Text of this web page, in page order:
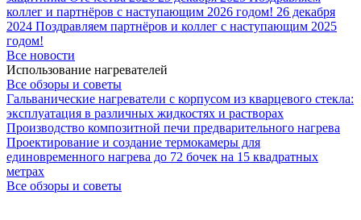
коллег и партнёров с наступающим 2026 годом! 26 декабря
2024 Поздравляем партнёров и коллег с наступающим 2025
годом!
Все новости
Использование нагревателей
Все обзоры и советы
Гальванические нагреватели с корпусом из кварцевого стекла:
эксплуатация в различных жидкостях и растворах
Производство композитной печи предварительного нагрева
Проектирование и создание термокамеры для
единовременного нагрева до 72 бочек на 15 квадратных
метрах
Все обзоры и советы